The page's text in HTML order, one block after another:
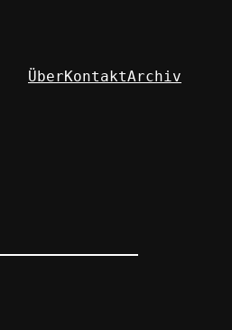
ÜberKontaktArchiv